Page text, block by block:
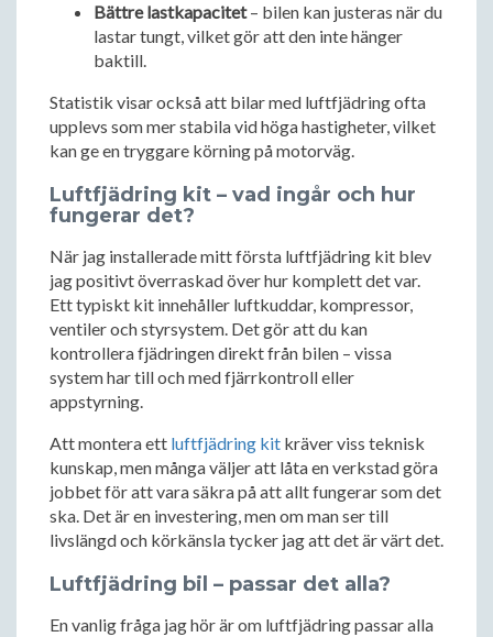
Bättre lastkapacitet– bilen kan justeras när du
lastar tungt, vilket gör att den inte hänger
baktill.
Statistik visar också att bilar med luftfjädring ofta
upplevs som mer stabila vid höga hastigheter, vilket
kan ge en tryggare körning på motorväg.
Luftfjädring kit – vad ingår och hur
fungerar det?
När jag installerade mitt första luftfjädring kit blev
jag positivt överraskad över hur komplett det var.
Ett typiskt kit innehåller luftkuddar, kompressor,
ventiler och styrsystem. Det gör att du kan
kontrollera fjädringen direkt från bilen – vissa
system har till och med fjärrkontroll eller
appstyrning.
Att montera ett luftfjädring kit kräver viss teknisk
kunskap, men många väljer att låta en verkstad göra
jobbet för att vara säkra på att allt fungerar som det
ska. Det är en investering, men om man ser till
livslängd och körkänsla tycker jag att det är värt det.
Luftfjädring bil – passar det alla?
En vanlig fråga jag hör är om luftfjädring passar alla